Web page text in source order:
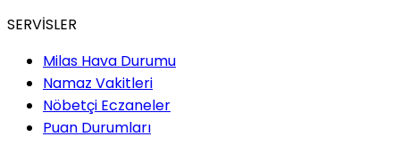
SERVİSLER
Milas Hava Durumu
Namaz Vakitleri
Nöbetçi Eczaneler
Puan Durumları